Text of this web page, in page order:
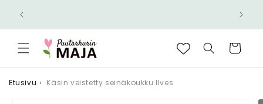
siirry
Ostoskori
Etusivu › Käsin veistetty seinäkoukku Ilves